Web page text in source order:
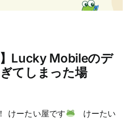
】Lucky Mobileのデ
てしまった場
けーたい屋です
けーたい